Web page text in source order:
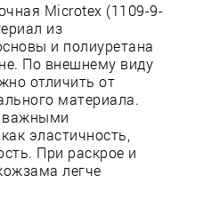
Microtex (1109-9-
из
и полиуретана
По внешнему виду
отличить от
материала.
важными
эластичность,
При раскрое и
легче